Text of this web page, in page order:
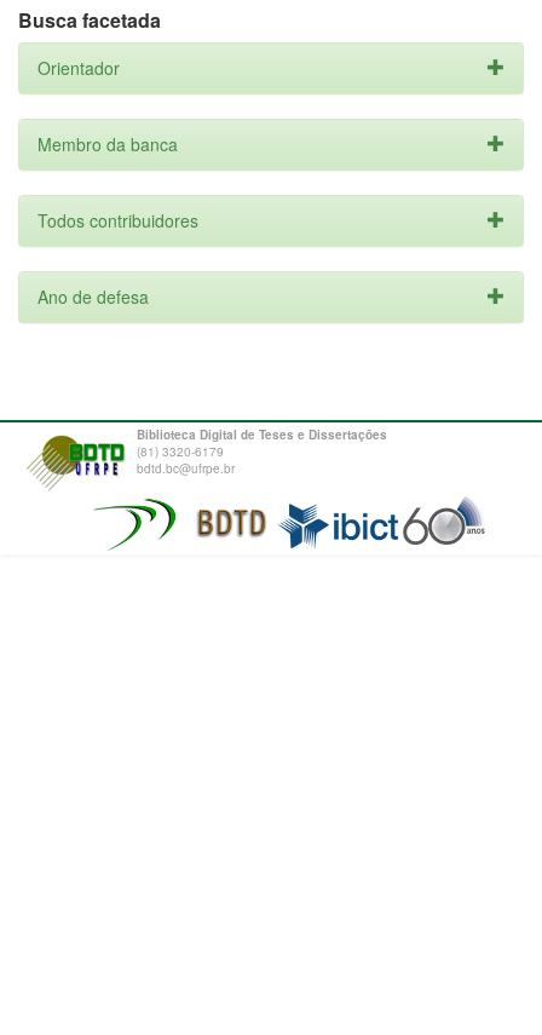
Busca facetada
Orientador
Membro da banca
Todos contribuidores
Ano de defesa
Biblioteca Digital de Teses e Dissertações
(81) 3320-6179
bdtd.bc@ufrpe.br